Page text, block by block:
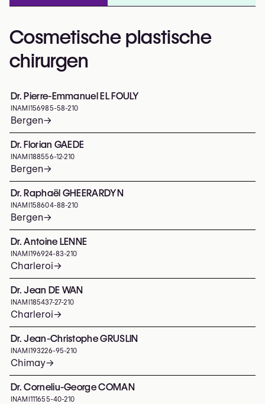
Cosmetische plastische
chirurgen
Dr. Pierre-Emmanuel EL FOULY
INAMI 156985-58-210
Bergen→
Dr. Florian GAEDE
INAMI 188556-12-210
Bergen→
Dr. Raphaël GHEERARDYN
INAMI 158604-88-210
Bergen→
Dr. Antoine LENNE
INAMI 196924-83-210
Charleroi→
Dr. Jean DE WAN
INAMI 185437-27-210
Charleroi→
Dr. Jean-Christophe GRUSLIN
INAMI 193226-95-210
Chimay→
Dr. Corneliu-George COMAN
INAMI 111655-40-210